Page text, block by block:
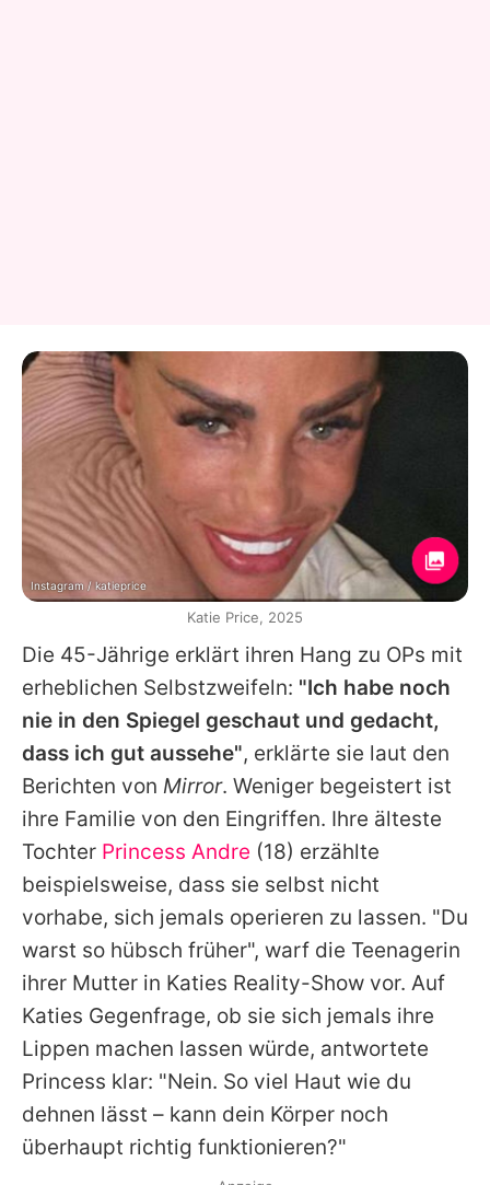
Die 45-Jährige erklärt ihren Hang zu OPs mit
erheblichen Selbstzweifeln: "Ich habe noch
nie in den Spiegel geschaut und gedacht,
dass ich gut aussehe", erklärte sie laut den
Berichten von Mirror. Weniger begeistert ist
ihre Familie von den Eingriffen. Ihre älteste
Tochter Princess Andre (18) erzählte
beispielsweise, dass sie selbst nicht
vorhabe, sich jemals operieren zu lassen. "Du
warst so hübsch früher", warf die Teenagerin
ihrer Mutter in Katies Reality-Show vor. Auf
Katies Gegenfrage, ob sie sich jemals ihre
Lippen machen lassen würde, antwortete
Princess klar: "Nein. So viel Haut wie du
dehnen lässt – kann dein Körper noch
überhaupt richtig funktionieren?"
Instagram / katieprice
Katie Price, 2025